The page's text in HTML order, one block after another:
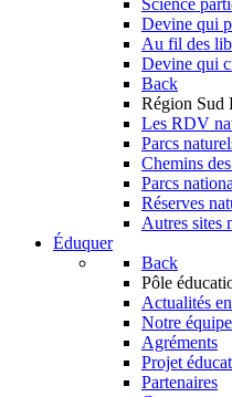
Science
Devine qui
Au fil des
Devine qui
Back
Région Sud
Les RDV
Parcs
Chemins
Parcs
Réserves
Autres sites
Éduquer
Back
Pôle
Actualités
Notre équipe
Agréments
Projet
Partenaires